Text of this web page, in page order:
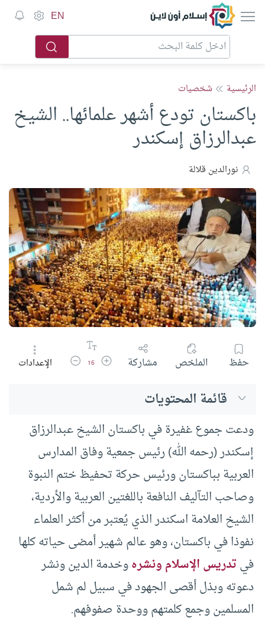
إسلام أون لاين EN
الرئيسية شخصيات
باكستان تودع أشهر علمائها.. الشيخ
عبدالرزاق إسكندر
نورالدين قلالة
حفظ الملخص مشاركة زيادة حجم الخط
16 تقليل حجم الخط
الإعدادات
قائمة المحتويات
ودعت جموع غفيرة في باكستان الشيخ عبدالرزاق
إسكندر (رحمه الله) رئيس جمعية وفاق المدارس
العربية بباكستان ورئيس حركة تحفيظ ختم النبوة
وصاحب التآليف النافعة باللغتين العربية والأردية،
الشيخ العلامة اسكندر الذي يُعتبر من أكثر العلماء
نفوذا في باكستان، وهو عالم شهير أمضى حياته كلها
فيتدريس الإسلام ونشرهوخدمة الدين ونشر
دعوته وبذل أقصى الجهود في سبيل لم شمل
المسلمين وجمع كلمتهم ووحدة صفوفهم.